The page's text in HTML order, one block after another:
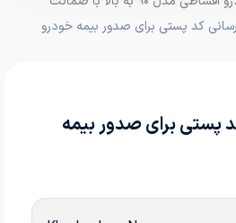
رسانی کد پستی برای صدور بیمه خودرو
پستی برای صدور بیمه